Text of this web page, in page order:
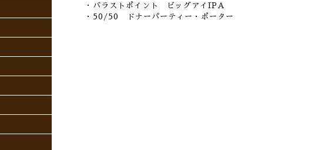
・バラストポイント ビッグアイIPA
・50/50 ドナーパーティー・ポーター